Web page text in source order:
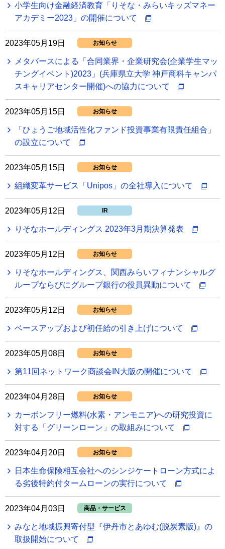
小学生向け金融経済教育「りそな・みらいキッズマネー
アカデミー2023」の開催について
2023年05月19日 お知らせ
メタバースによる「合同業界・企業研究会(企業学生マッ
チングイベント)2023」(兵庫県立大学 神戸商科キャンパ
スキャリアセンター開催)への協力について
2023年05月15日 お知らせ
「ひょうご地域活性化ファンド投資事業有限責任組合」
の設立について
2023年05月15日 お知らせ
組織変革サービス「Unipos」の全社導入について
2023年05月12日 IR
りそなホールディングス 2023年3月期決算発表
2023年05月12日 お知らせ
りそなホールディングス、関西みらいフィナンシャルグ
ループならびにグループ銀行の役員異動について
2023年05月12日 お知らせ
ベースアップおよび初任給の引き上げについて
2023年05月08日 お知らせ
第11回ネットワーク商談会IN大阪の開催について
2023年04月28日 お知らせ
カーボンフリー燃料(水素・アンモニア)への研究投資に
対する「グリーンローン」の取組みについて
2023年04月20日 お知らせ
日本生命保険相互会社へのシンジケートローン方式によ
る劣後特約付タームローンの実行について
2023年04月03日 商品・サービス
みなと地域振興寄付型『伊丹市とあゆむ(脱炭素版)』の
取扱開始について